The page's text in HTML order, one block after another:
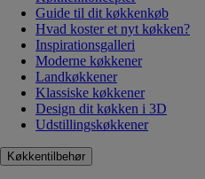
Guide til dit køkkenkøb
Hvad koster et nyt køkken?
Inspirationsgalleri
Moderne køkkener
Landkøkkener
Klassiske køkkener
Design dit køkken i 3D
Udstillingskøkkener
Køkkentilbehør